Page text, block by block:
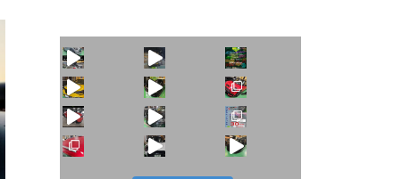
火曜日水曜日は定休
見た目こそ変わりま